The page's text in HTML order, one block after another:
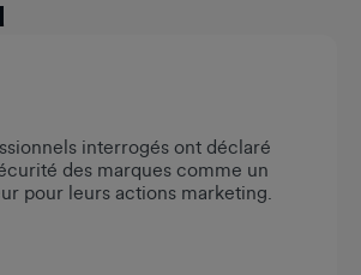
interrogés ont déclaré
des marques comme un
pour leurs actions marketing.